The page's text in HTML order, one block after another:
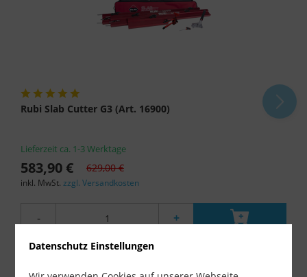
Rubi Slab Cutter G3 (Art. 16900)
Lieferzeit ca. 1-3 Werktage
583,90 € 629,00 €
inkl. MwSt. zzgl. Versandkosten
- +
Datenschutz Einstellungen